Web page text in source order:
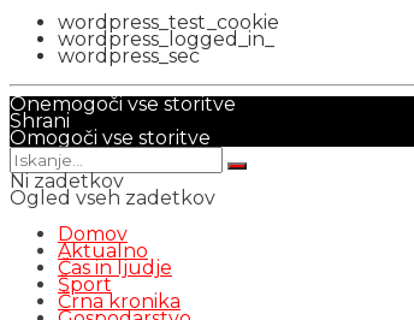
wordpress_test_cookie
wordpress_logged_in_
wordpress_sec
Onemogoči vse storitve
Shrani
Omogoči vse storitve
Ni zadetkov
Ogled vseh zadetkov
Domov
Aktualno
Čas in ljudje
Šport
Črna kronika